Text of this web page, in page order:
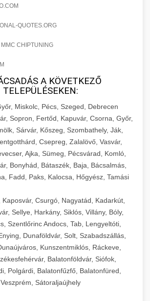
valós eredményeket hoznak.
szonyegtisztito.net
marketing stratégiai tervrajz
az utat a küzdő praxistól a
150%-os növekedéssel.
klinika átalakulási történet
150%-os Fokozása
és módszerek a páciensek
és elkötelezettségének drámai
Egy 150%-os fellendülési
gyakorlati betekintésekkel.
weboldal-keszites.co
erősítési módszerek
AI Google Ads és Meta
Kampány Kezelés
Google Ads és Meta hirdetési
Optimalizálja hirdetési
gépi tanulással és
automatizálással.
AI hirdetési automatizálás
Dagasztógép +
ipari dagasztógépek és
gépek pékségek és kereskedelmi
számára. Masszív konstrukció
teljesítményhez.
iparikonyhagepek.hu
kereskedelmi tésztakeverő
Szeletelőgép +
sajtszeletelő gépek professzionális
előkészítéshez. Precíziós vágás
vastagság beállítással.
iparikonyhagepek.hu
élelmiszer szeletelő
Gép +
vákuumcsomagoló berendezések
tartósításához. Hosszabbítsa a
időt és tartsa meg a termék
frissességét.
Gép +
gépek professzionális
QUOTES.ORG
MMC CHIPTUNING
A KÖVETKEZŐ
TELEPÜLÉSEKEN:
Miskolc, Pécs, Szeged, Debrecen
Sopron, Fertőd, Kapuvár, Csorna, Győr,
Sárvár, Kőszeg, Szombathely, Ják,
Csepreg, Zalalövő, Vasvár,
Ajka, Sümeg, Pécsvárad, Komló,
Bonyhád, Bátaszék, Baja, Bácsalmás,
Fadd, Paks, Kalocsa, Hőgyész, Tamási
Kaposvár, Csurgó, Nagyatád, Kadarkút,
Sellye, Harkány, Siklós, Villány, Bóly,
Szentlőrinc Andocs, Tab, Lengyeltóti,
Dunaföldvár, Solt, Szabadszállás,
Kunszentmiklós, Ráckeve,
Balatonföldvár, Siófok,
Polgárdi, Balatonfűzfő, Balatonfüred,
Veszprém, Sátoraljaújhely